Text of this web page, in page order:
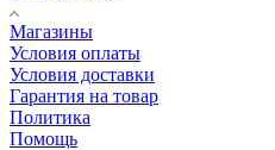
Магазины
Условия оплаты
Условия доставки
Гарантия на товар
Политика
Помощь